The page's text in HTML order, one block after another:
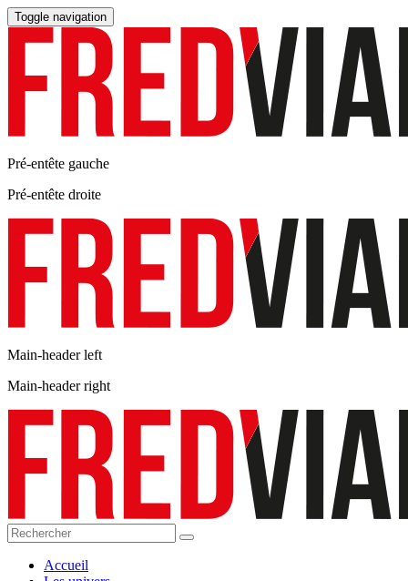
Toggle navigation
Pré-entête gauche
Pré-entête droite
Main-header left
Main-header right
Accueil